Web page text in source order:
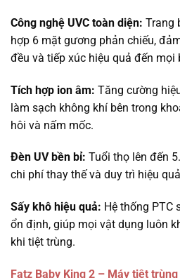
Công nghệ UVC toàn diện: Trang
hợp 6 mặt gương phản chiếu,
đều và tiếp xúc hiệu quả đến mọi
Tích hợp ion âm: Tăng cường
làm sạch không khí bên trong
hôi và nấm mốc.
Đèn UV bền bỉ: Tuổi thọ lên đến
chi phí thay thế và duy trì hiệu
Sấy khô hiệu quả: Hệ thống PTC
ổn định, giúp mọi vật dụng luôn
khi tiệt trùng.
Fatz Baby King 2 – Máy tiệt